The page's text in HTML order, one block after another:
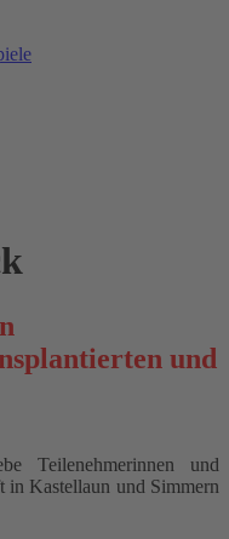
und
Teilenehmerinnen und
in Kastellaun und Simmern